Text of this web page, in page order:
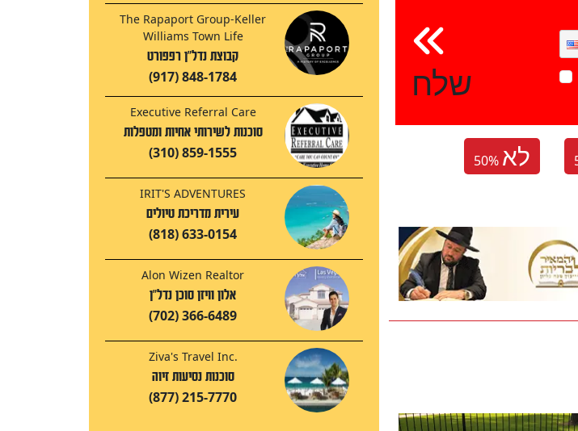
The Rapaport Group-Keller
Williams Town Life
קבוצת נדל"ן רפפורט
(917) 848-1784
Executive Referral Care
סוכנות לשירותי אחיות ומטפלות
(310) 859-1555
IRIT'S ADVENTURES
עירית מדריכת טיולים
(818) 633-0154
Alon Wizen Realtor
אלון וויזן סוכן נדל"ן
(702) 366-6489
Ziva's Travel Inc.
סוכנות נסיעות זיוה
(877) 215-7770
שלח
50% לא